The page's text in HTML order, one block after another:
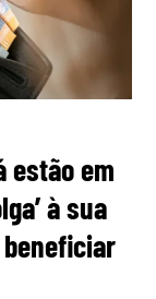
estão em
à sua